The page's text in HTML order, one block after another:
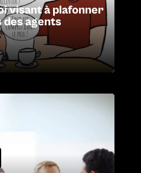
visant à plafonner
des agents